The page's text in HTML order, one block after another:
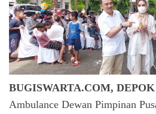
BUGISWARTA.COM,
Ambulance Dewan Pimpinan